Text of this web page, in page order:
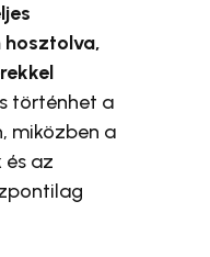
hosztolva,
történhet a
miközben a
és az